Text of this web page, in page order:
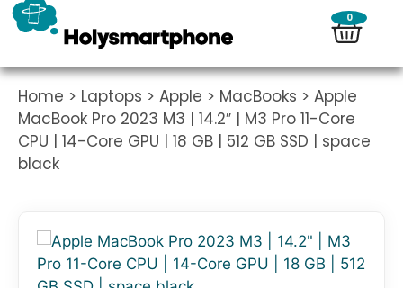
0
Home > Laptops > Apple > MacBooks > Apple
MacBook Pro 2023 M3 | 14.2″ | M3 Pro 11-Core
CPU | 14-Core GPU | 18 GB | 512 GB SSD | space
black